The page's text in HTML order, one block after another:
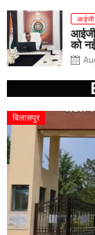
आईजी
को
बिलासपुर